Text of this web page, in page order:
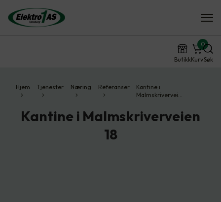
ButikkKurv
0
Søk
Hjem Tjenester Næring Referanser
Kantine i
Malmskrivervei…
Kantine i Malmskriverveien
18